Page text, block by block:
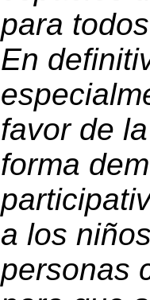
para
En
favor de
forma
a los
personas